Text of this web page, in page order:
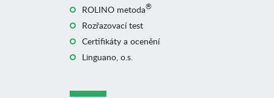
ROLINO metoda®
Rozřazovací test
Certifikáty a ocenění
Linguano, o.s.